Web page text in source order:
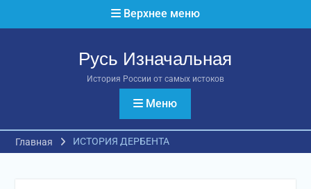
Верхнее меню
Русь Изначальная
История России от самых истоков
Меню
Главная ИСТОРИЯ ДЕРБЕНТА